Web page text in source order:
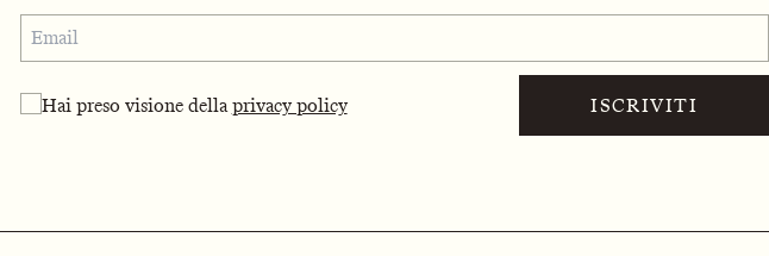
Hai preso visione della privacy policy ISCRIVITI